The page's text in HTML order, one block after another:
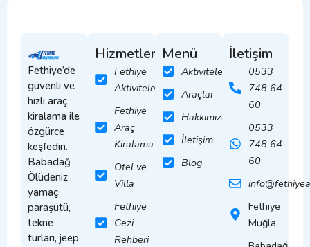
Fethiye’de
güvenli ve
hızlı araç
kiralama ile
özgürce
keşfedin.
Babadağ
Ölüdeniz
yamaç
paraşütü,
tekne
turları, jeep
Hizmetler
Fethiye
Aktiviteleri
Fethiye
Araç
Kiralama
Otel ve
Villa
Fethiye
Gezi
Rehberi
Menü
Aktiviteler
Araçlar
Hakkımızda
İletişim
Blog
İletişim
0533
748 64
60
0533
748 64
60
Fethiye
Muğla